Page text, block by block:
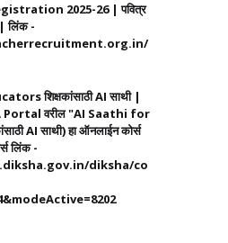
2025-26 | पवित्र
| लिंक -
शिक्षकांसाठी AI साथी |
Portal वरील "AI Saathi for
AI साथी) हा ऑनलाईन कोर्स
लिंक -
diksha/co